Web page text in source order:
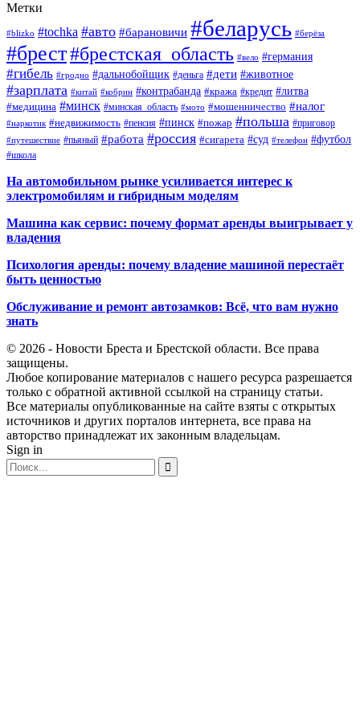
Метки
#blizko #tochka #авто #барановичи #беларусь #берёза
#брест#брестская_область #вело #германия
#гибель #гродно #дальнобойщик #деньга #дети #животное
#зарплата #китай #кобрин #контрабанда #кража #кредит #литва
#медицина #минск #минская_область #мото #мошенничество #налог
#наркотик #недвижимость #пенсия #пинск #пожар #польша #приговор
#путешествие #пьяный #работа #россия #сигарета #суд #телефон #футбол
#школа
На автомобильном рынке усиливается интерес к
электромобилям и гибридным моделям
Машина как сервис: почему формат аренды выигрывает у
владения
Психология аренды: почему владение машиной перестаёт
быть ценностью
Обслуживание и ремонт автозамков: Всё, что вам нужно
знать
© 2026 - Новости Бреста и Брестской области. Все права
защищены.
Любое копирование материалов с нашего ресурса разрешается
только с обратной активной ссылкой на страницу статьи.
Все материалы опубликованные на сайте взяты с открытых
источников и других порталов интернета, все права на
авторство принадлежат их законным владельцам.
Sign in